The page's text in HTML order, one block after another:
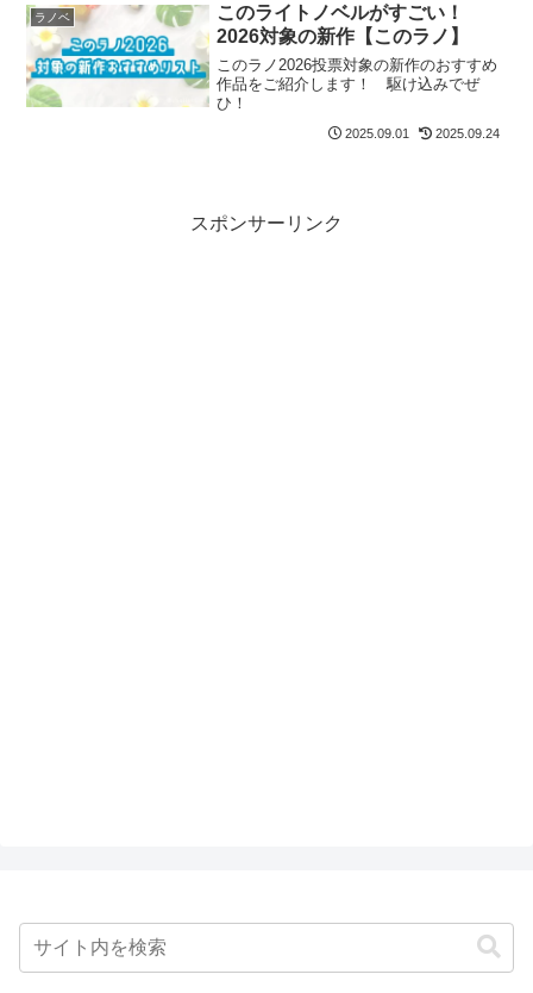
ラノベ
このライトノベルがすごい！
2026対象の新作【このラノ】
このラノ2026投票対象の新作のおすすめ
作品をご紹介します！ 駆け込みでぜ
ひ！
2025.09.01 2025.09.24
スポンサーリンク